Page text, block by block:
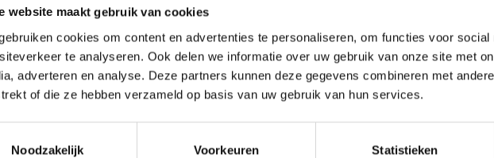
website maakt gebruik van cookies
cookies om content en advertenties te personaliseren, om functies voor social
te analyseren. Ook delen we informatie over uw gebruik van onze site met
adverteren en analyse. Deze partners kunnen deze gegevens combineren met
of die ze hebben verzameld op basis van uw gebruik van hun services.
Noodzakelijk
Voorkeuren Statistieken
9,9 zeer goed
39,50
p.p.
Lees
verder
Kraak de Kluis